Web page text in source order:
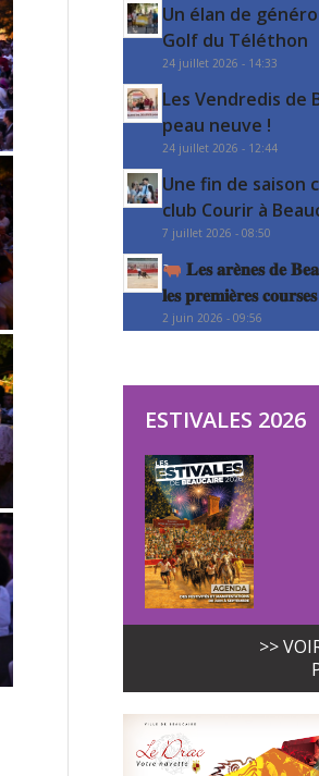
Un élan de
Golf du Téléthon
24 juillet 2026 - 14:33
Les Vendredis de
peau neuve !
24 juillet 2026 - 12:44
Une fin de saison
club Courir à
7 juillet 2026 - 08:50
𝐋𝐞𝐬 𝐚𝐫𝐞̀𝐧𝐞𝐬 𝐝𝐞
𝐥𝐞𝐬 𝐩𝐫𝐞𝐦𝐢𝐞̀𝐫𝐞𝐬
2 juin 2026 - 09:56
ESTIVALES 2026
>>